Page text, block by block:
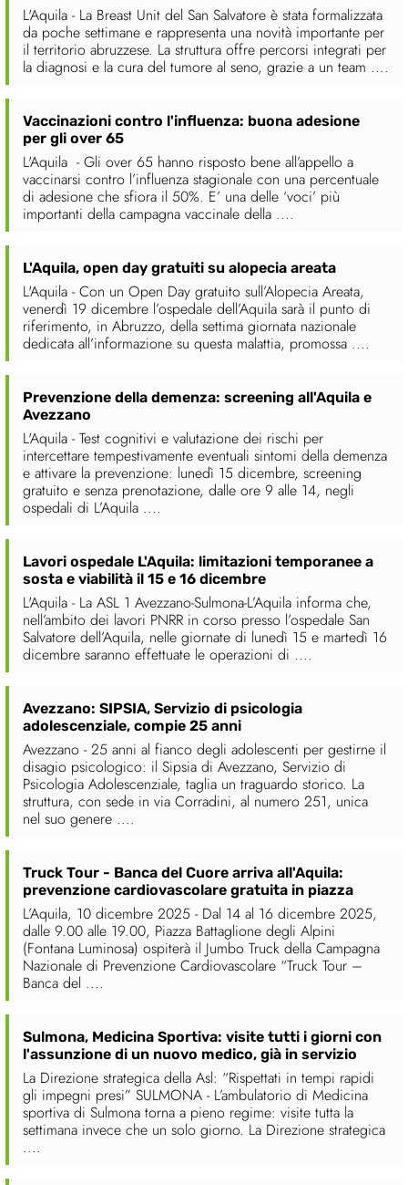
L'Aquila - La Breast Unit del San Salvatore è stata formalizzata
da poche settimane e rappresenta una novità importante per
il territorio abruzzese. La struttura offre percorsi integrati per
la diagnosi e la cura del tumore al seno, grazie a un team ....
Vaccinazioni contro l'influenza: buona adesione
per gli over 65
L'Aquila - Gli over 65 hanno risposto bene all’appello a
vaccinarsi contro l’influenza stagionale con una percentuale
di adesione che sfiora il 50%. E’ una delle ‘voci’ più
importanti della campagna vaccinale della ....
L'Aquila, open day gratuiti su alopecia areata
L'Aquila - Con un Open Day gratuito sull’Alopecia Areata,
venerdì 19 dicembre l’ospedale dell’Aquila sarà il punto di
riferimento, in Abruzzo, della settima giornata nazionale
dedicata all’informazione su questa malattia, promossa ....
Prevenzione della demenza: screening all'Aquila e
Avezzano
L'Aquila - Test cognitivi e valutazione dei rischi per
intercettare tempestivamente eventuali sintomi della demenza
e attivare la prevenzione: lunedì 15 dicembre, screening
gratuito e senza prenotazione, dalle ore 9 alle 14, negli
ospedali di L’Aquila ....
Lavori ospedale L'Aquila: limitazioni temporanee a
sosta e viabilità il 15 e 16 dicembre
L'Aquila - La ASL 1 Avezzano-Sulmona-L’Aquila informa che,
nell’ambito dei lavori PNRR in corso presso l’ospedale San
Salvatore dell’Aquila, nelle giornate di lunedì 15 e martedì 16
dicembre saranno effettuate le operazioni di ....
Avezzano: SIPSIA, Servizio di psicologia
adolescenziale, compie 25 anni
Avezzano - 25 anni al fianco degli adolescenti per gestirne il
disagio psicologico: il Sipsia di Avezzano, Servizio di
Psicologia Adolescenziale, taglia un traguardo storico. La
struttura, con sede in via Corradini, al numero 251, unica
nel suo genere ....
Truck Tour - Banca del Cuore arriva all'Aquila:
prevenzione cardiovascolare gratuita in piazza
L’Aquila, 10 dicembre 2025 - Dal 14 al 16 dicembre 2025,
dalle 9.00 alle 19.00, Piazza Battaglione degli Alpini
(Fontana Luminosa) ospiterà il Jumbo Truck della Campagna
Nazionale di Prevenzione Cardiovascolare “Truck Tour –
Banca del ....
Sulmona, Medicina Sportiva: visite tutti i giorni con
l'assunzione di un nuovo medico, già in servizio
La Direzione strategica della Asl: “Rispettati in tempi rapidi
gli impegni presi” SULMONA - L’ambulatorio di Medicina
sportiva di Sulmona torna a pieno regime: visite tutta la
settimana invece che un solo giorno. La Direzione strategica
....